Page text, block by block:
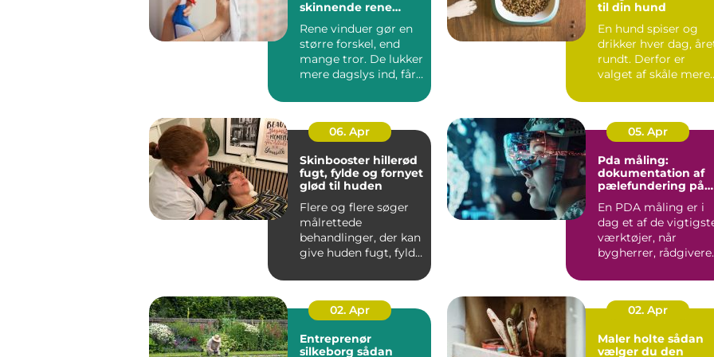
skinnende rene
Rene vinduer gør en
større forskel, end
mange tror. De lukker
mere dagslys ind, får
til din hund
En hund spiser og
drikker hver dag,
rundt. Derfor er
valget af skåle mere
06. Apr
Skinbooster hillerød
fugt, fylde og fornyet
glød til huden
Flere og flere søger
målrettede
behandlinger, der kan
give huden fugt, fylde
ændre a...
05. Apr
Pda måling:
dokumentation af
pælefundering på
byggeprojekter
En PDA måling er i
dag et af de
værktøjer, når
bygherrer, rådgivere
s...
02. Apr
Entreprenør
silkeborg sådan
02. Apr
Maler holte sådan
vælger du den